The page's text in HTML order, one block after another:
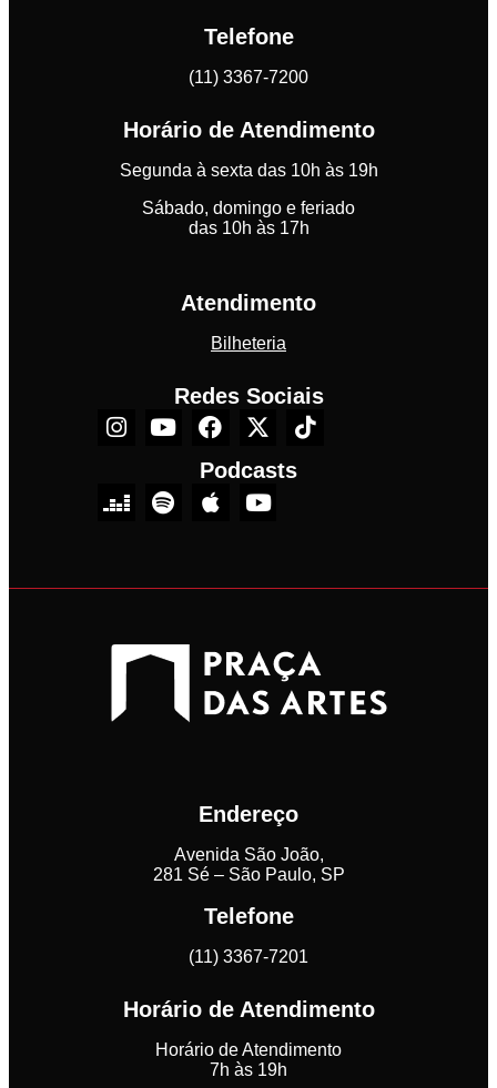
Telefone
(11) 3367-7200
Horário de Atendimento
Segunda à sexta das 10h às 19h
Sábado, domingo e feriado
das 10h às 17h
Atendimento
Bilheteria
Redes Sociais
Podcasts
Endereço
Avenida São João,
281 Sé – São Paulo, SP
Telefone
(11) 3367-7201
Horário de Atendimento
Horário de Atendimento
7h às 19h